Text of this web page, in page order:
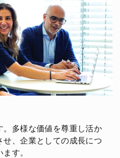
。多様な価値を尊重し活か
せ、企業としての成長につ
す。